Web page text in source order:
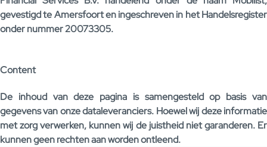
gevestigd te Amersfoort en ingeschreven in het Handelsregister
onder nummer 20073305.
Content
De inhoud van deze pagina is samengesteld op basis van
gegevens van onze dataleveranciers. Hoewel wij deze informatie
met zorg verwerken, kunnen wij de juistheid niet garanderen. Er
kunnen geen rechten aan worden ontleend.